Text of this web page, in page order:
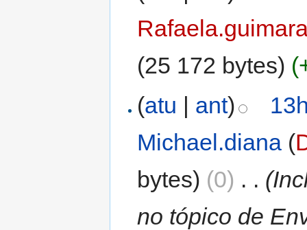
(25 172 bytes)
(atu | ant)
Michael.diana (
bytes) (0) . .
no tópico de